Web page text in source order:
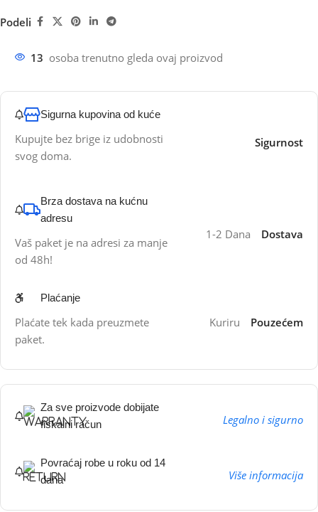
Podeli
13 osoba trenutno gleda ovaj proizvod
Sigurna kupovina od kuće
Kupujte bez brige iz udobnosti
svog doma.
Sigurnost
Brza dostava na kućnu
adresu
Vaš paket je na adresi za manje
od 48h!
1-2 Dana Dostava
Plaćanje
Plaćate tek kada preuzmete
paket.
Kuriru Pouzećem
Za sve proizvode dobijate
fiskalni račun
Legalno i sigurno
Povraćaj robe u roku od 14
dana
Više informacija